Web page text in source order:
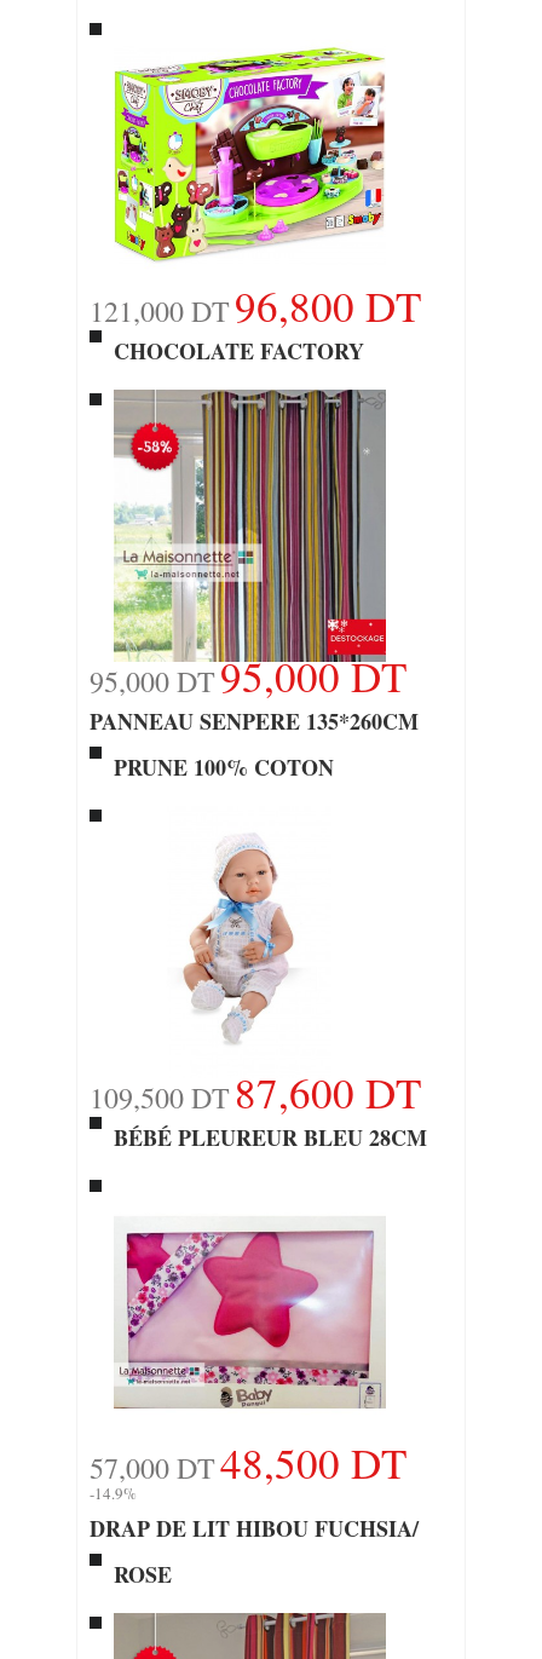
121,000 DT96,800 DT
CHOCOLATE FACTORY
95,000 DT95,000 DT
PANNEAU SENPERE 135*260CM
PRUNE 100% COTON
109,500 DT87,600 DT
BÉBÉ PLEUREUR BLEU 28CM
57,000 DT48,500 DT
-14.9%
DRAP DE LIT HIBOU FUCHSIA/
ROSE